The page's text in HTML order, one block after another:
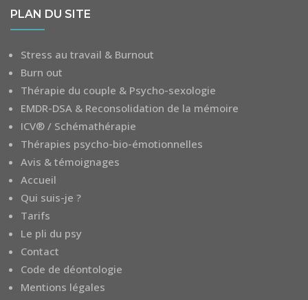
PLAN DU SITE
Stress au travail & Burnout
Burn out
Thérapie du couple & Psycho-sexologie
EMDR-DSA & Reconsolidation de la mémoire
ICV® / Schémathérapie
Thérapies psycho-bio-émotionnelles
Avis & témoignages
Accueil
Qui suis-je ?
Tarifs
Le pli du psy
Contact
Code de déontologie
Mentions légales